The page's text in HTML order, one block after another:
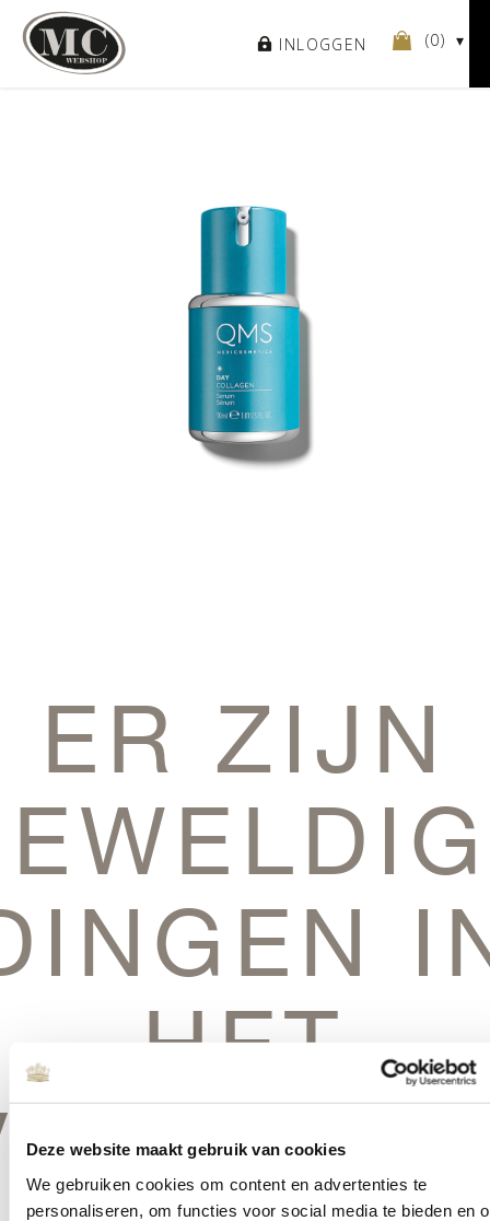
Deze website maakt gebruik van cookies
We gebruiken cookies om content en advertenties te
personaliseren, om functies voor social media te bieden en
INLOGGEN (0)
ER ZIJN
HET